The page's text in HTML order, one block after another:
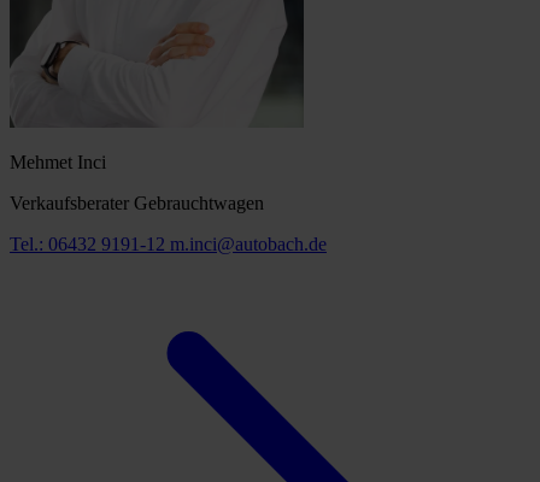
Mehmet Inci
Verkaufsberater Gebrauchtwagen
Tel.: 06432 9191-12 m.inci@autobach.de